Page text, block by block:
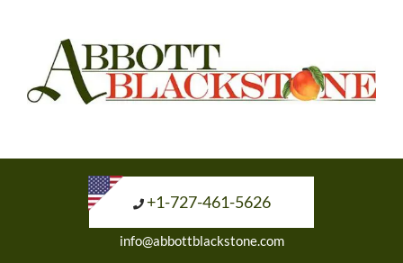
+1-727-461-5626
info@abbottblackstone.com